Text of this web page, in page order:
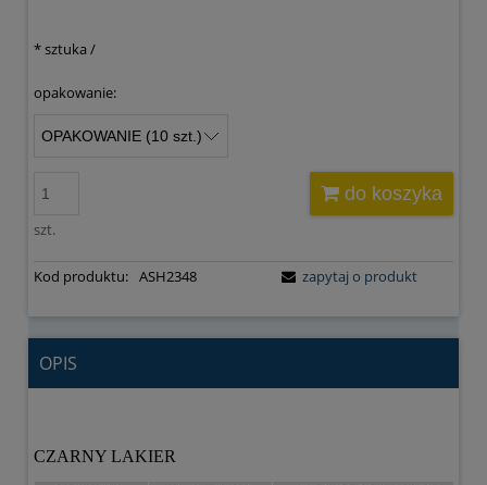
*sztuka /
opakowanie:
szt.
do koszyka
Kod produktu: ASH2348 zapytaj o produkt
OPIS
CZARNY LAKIER